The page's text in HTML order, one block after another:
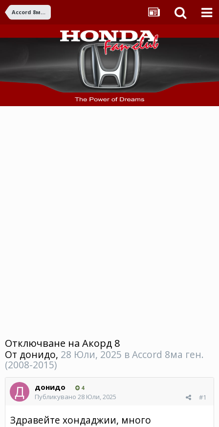
Accord 8ма ген. (2008-2015)
Отключване на Акорд 8
От донидо, 28 Юли, 2025 вAccord 8ма ген.
(2008-2015)
донидо 4
#1
Публикувано 28 Юли, 2025
Здравейте хондаджии, много